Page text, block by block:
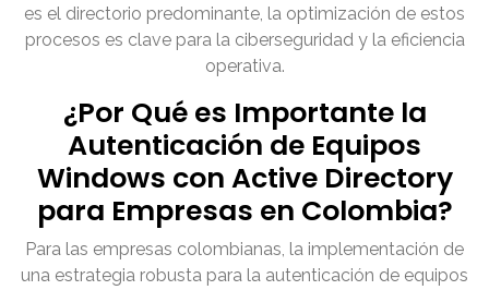
es el directorio predominante, la optimización de estos
procesos es clave para la ciberseguridad y la eficiencia
operativa.
¿Por Qué es Importante la
Autenticación de Equipos
Windows con Active Directory
para Empresas en Colombia?
Para las empresas colombianas, la implementación de
una estrategia robusta para la autenticación de equipos